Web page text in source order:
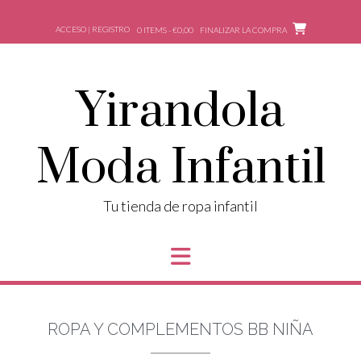
ACCESO | REGISTRO 0 ITEMS - €0,00 FINALIZAR LA COMPRA
Yirandola
Moda Infantil
Tu tienda de ropa infantil
ROPA Y COMPLEMENTOS BB NIÑA